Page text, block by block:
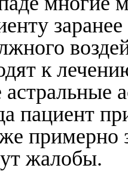
к
астральные
пациент
примерно
жалобы.